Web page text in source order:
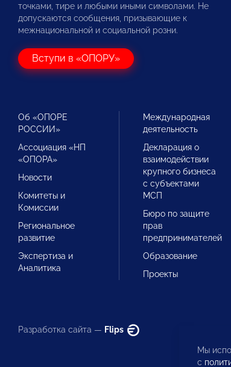
точками, тире и любыми иными символами. Не
допускаются сообщения, призывающие к
межнациональной и социальной розни.
Вступи в «ОПОРУ»
Об «ОПОРЕ
РОССИИ»
Ассоциация «НП
«ОПОРА»
Новости
Комитеты и
Комиссии
Региональное
развитие
Экспертиза и
Аналитика
Международная
деятельность
Декларация о
взаимодействии
крупного бизнеса
с субъектами
МСП
Бюро по защите
прав
предпринимателей
Образование
Проекты
Разработка сайта — Flips
Мы
с